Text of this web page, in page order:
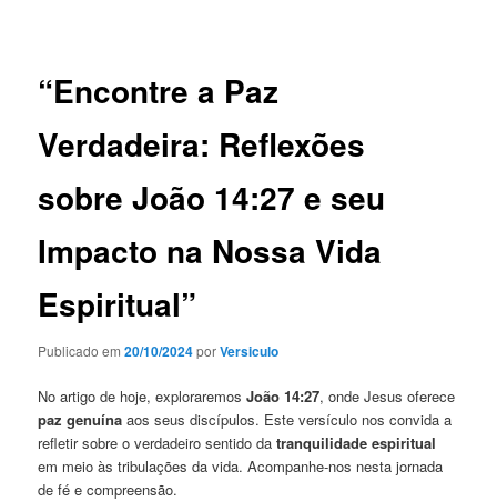
“Encontre a Paz
Verdadeira: Reflexões
sobre João 14:27 e seu
Impacto na Nossa Vida
Espiritual”
Publicado em20/10/2024porVersiculo
No artigo de hoje, exploraremosJoão 14:27, onde Jesus oferece
paz genuína aos seus discípulos. Este versículo nos convida a
refletir sobre o verdadeiro sentido datranquilidade espiritual
em meio às tribulações da vida. Acompanhe-nos nesta jornada
de fé e compreensão.